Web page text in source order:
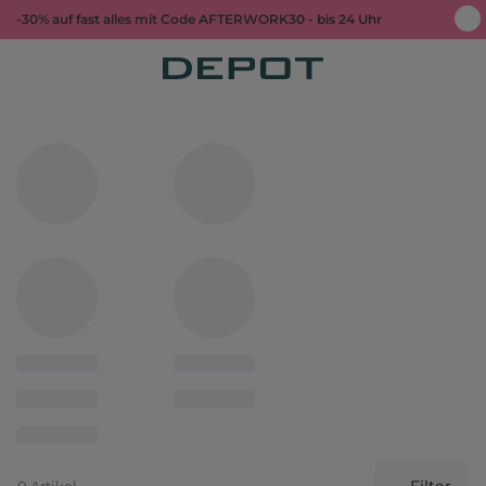
-30% auf fast alles mit Code AFTERWORK30 - bis 24 Uhr